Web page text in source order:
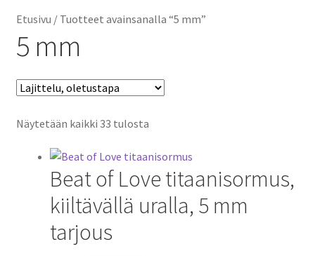
Etusivu / Tuotteet avainsanalla “5 mm”
5 mm
Näytetään kaikki 33 tulosta
Beat of Love titaanisormus,
kiiltävällä uralla, 5 mm
tarjous